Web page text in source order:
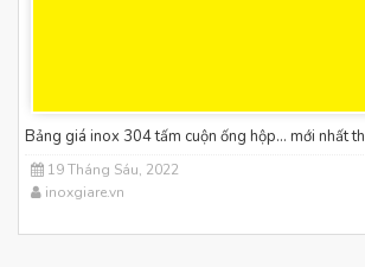
Bảng giá inox 304 tấm cuộn ống hộp... mới nhất
19 Tháng Sáu, 2022
inoxgiare.vn